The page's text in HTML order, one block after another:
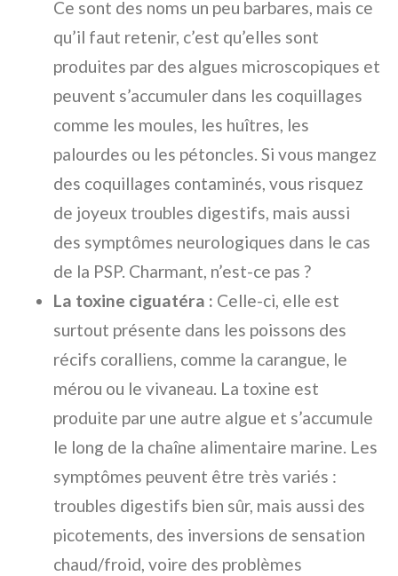
Ce sont des noms un peu barbares, mais ce
qu’il faut retenir, c’est qu’elles sont
produites par des algues microscopiques et
peuvent s’accumuler dans les coquillages
comme les moules, les huîtres, les
palourdes ou les pétoncles. Si vous mangez
des coquillages contaminés, vous risquez
de joyeux troubles digestifs, mais aussi
des symptômes neurologiques dans le cas
de la PSP. Charmant, n’est-ce pas ?
La toxine ciguatéra : Celle-ci, elle est
surtout présente dans les poissons des
récifs coralliens, comme la carangue, le
mérou ou le vivaneau. La toxine est
produite par une autre algue et s’accumule
le long de la chaîne alimentaire marine. Les
symptômes peuvent être très variés :
troubles digestifs bien sûr, mais aussi des
picotements, des inversions de sensation
chaud/froid, voire des problèmes